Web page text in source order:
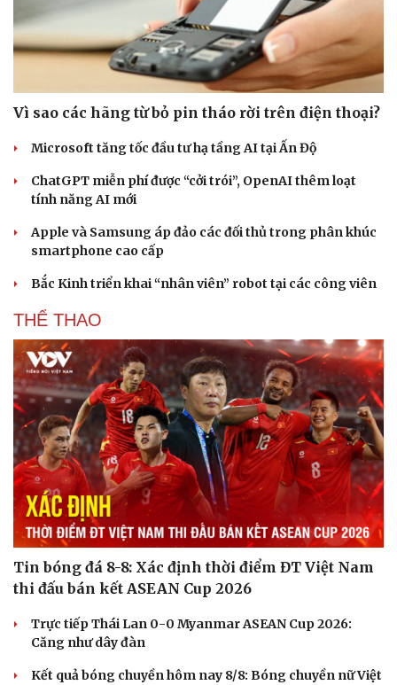
Vì sao các hãng từ bỏ pin tháo rời trên điện thoại?
Microsoft tăng tốc đầu tư hạ tầng AI tại Ấn Độ
ChatGPT miễn phí được “cởi trói”, OpenAI thêm loạt
tính năng AI mới
Apple và Samsung áp đảo các đối thủ trong phân khúc
smartphone cao cấp
Bắc Kinh triển khai “nhân viên” robot tại các công viên
THỂ THAO
Tin bóng đá 8-8: Xác định thời điểm ĐT Việt Nam
thi đấu bán kết ASEAN Cup 2026
Trực tiếp Thái Lan 0-0 Myanmar ASEAN Cup 2026:
Căng như dây đàn
Kết quả bóng chuyền hôm nay 8/8: Bóng chuyền nữ Việt